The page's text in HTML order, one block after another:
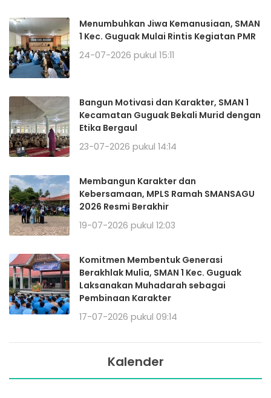
Menumbuhkan Jiwa Kemanusiaan, SMAN
1 Kec. Guguak Mulai Rintis Kegiatan PMR
24-07-2026 pukul 15:11
Bangun Motivasi dan Karakter, SMAN 1
Kecamatan Guguak Bekali Murid dengan
Etika Bergaul
23-07-2026 pukul 14:14
Membangun Karakter dan
Kebersamaan, MPLS Ramah SMANSAGU
2026 Resmi Berakhir
19-07-2026 pukul 12:03
Komitmen Membentuk Generasi
Berakhlak Mulia, SMAN 1 Kec. Guguak
Laksanakan Muhadarah sebagai
Pembinaan Karakter
17-07-2026 pukul 09:14
Kalender